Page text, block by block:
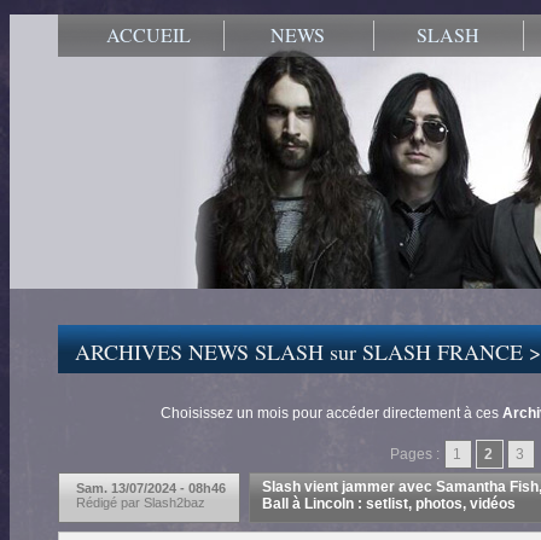
ACCUEIL NEWS SLASH
ARCHIVES NEWS SLASH sur SLASH FRANCE
Choisissez un mois pour accéder directement à ces
Pages : 1 2 3
Sam. 13/07/2024 - 08h46
Rédigé par Slash2baz
Slash vient jammer avec Samantha
Ball à Lincoln : setlist, photos, vidéos